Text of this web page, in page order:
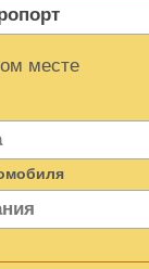
месте